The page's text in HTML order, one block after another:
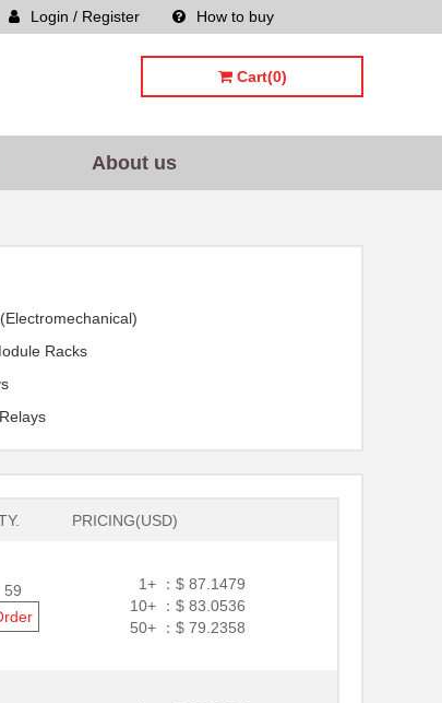
How to buy
Login / Register
Cart(0)
About us
Racks
PRICING(USD)
59
1+ ： $ 87.1479
10+ ： $ 83.0536
50+ ： $ 79.2358